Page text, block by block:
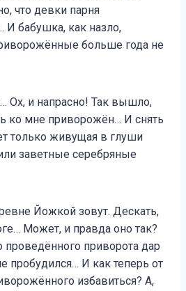
что девки парня
И бабушка, как назло,
больше года не
Ох, и напрасно! Так вышло,
ко мне приворожён… И снять
только живущая в глуши
заветные серебряные
Йожкой зовут. Дескать,
Может, и правда оно так?
проведённого приворота дар
пробудился… И как теперь от
избавиться? А,